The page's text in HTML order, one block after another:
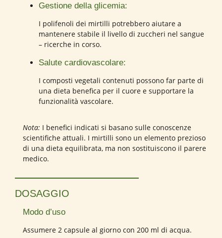
Gestione della glicemia:
I polifenoli dei mirtilli potrebbero aiutare a
mantenere stabile il livello di zuccheri nel sangue
– ricerche in corso.
Salute cardiovascolare:
I composti vegetali contenuti possono far parte di
una dieta benefica per il cuore e supportare la
funzionalità vascolare.
Nota: I benefici indicati si basano sulle conoscenze
scientifiche attuali. I mirtilli sono un elemento prezioso
di una dieta equilibrata, ma non sostituiscono il parere
medico.
DOSAGGIO
Modo d’uso
Assumere 2 capsule al giorno con 200 ml di acqua.